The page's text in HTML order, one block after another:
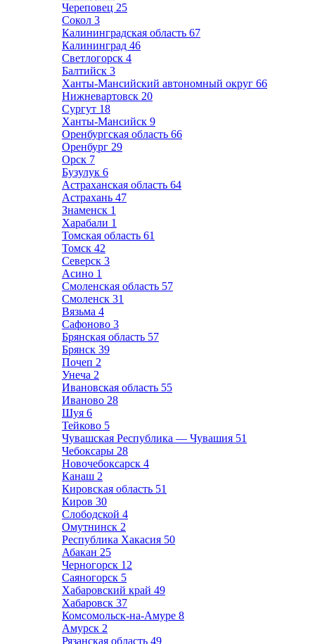
Череповец 25
Сокол 3
Калининградская область 67
Калининград 46
Светлогорск 4
Балтийск 3
Ханты-Мансийский автономный округ 66
Нижневартовск 20
Сургут 18
Ханты-Мансийск 9
Оренбургская область 66
Оренбург 29
Орск 7
Бузулук 6
Астраханская область 64
Астрахань 47
Знаменск 1
Харабали 1
Томская область 61
Томск 42
Северск 3
Асино 1
Смоленская область 57
Смоленск 31
Вязьма 4
Сафоново 3
Брянская область 57
Брянск 39
Почеп 2
Унеча 2
Ивановская область 55
Иваново 28
Шуя 6
Тейково 5
Чувашская Республика — Чувашия 51
Чебоксары 28
Новочебоксарск 4
Канаш 2
Кировская область 51
Киров 30
Слободской 4
Омутнинск 2
Республика Хакасия 50
Абакан 25
Черногорск 12
Саяногорск 5
Хабаровский край 49
Хабаровск 37
Комсомольск-на-Амуре 8
Амурск 2
Рязанская область 49